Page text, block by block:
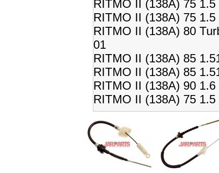
RITMO II (138A) 75
RITMO II (138A) 75
RITMO II (138A) 80
01
RITMO II (138A) 85
RITMO II (138A) 85
RITMO II (138A) 90
RITMO II (138A) 75